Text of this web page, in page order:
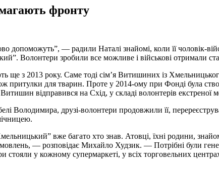
фронту
допоможуть”, — радили Наталі знайомі, коли її чоловік-
Волонтери зробили все можливе і військові отримали
ще з 2013 року. Саме тоді сім’я Витишиних із
притулки для тварин. Проте у 2014-ому при Фонді була
відправився на Схід, у складі волонтерів екстреної
Володимира, друзі-волонтери продовжили її,
вже багато хто знав. Атовці, їхні родини,
— розповідає Михайло Худзик. — Потрібні були
у кожному супермаркеті, у всіх торговельних